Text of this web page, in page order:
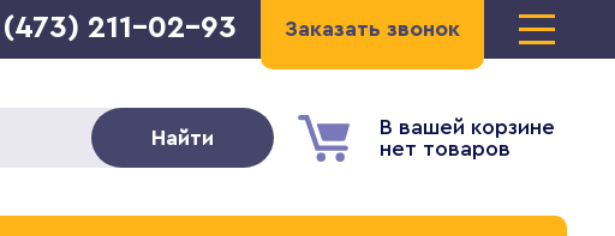
Заказать звонок
(473) 211-02-93
В вашей корзине
нет товаров
Найти